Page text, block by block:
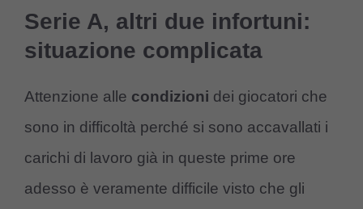
Serie A, altri due infortuni:
situazione complicata
Attenzione alle condizioni dei giocatori che
sono in difficoltà perché si sono accavallati i
carichi di lavoro già in queste prime ore
adesso è veramente difficile visto che gli